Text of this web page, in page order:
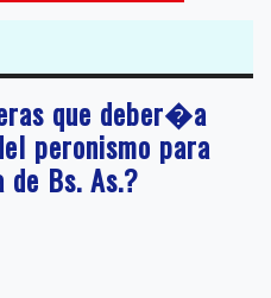
que deber�a
peronismo para
Bs. As.?